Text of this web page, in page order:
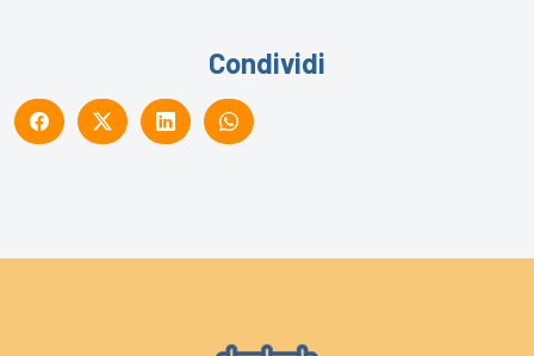
Condividi